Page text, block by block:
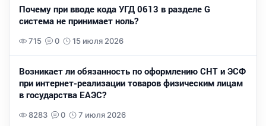
Почему при вводе кода УГД 0613 в разделе G
система не принимает ноль?
715 0 15 июля 2026
Возникает ли обязанность по оформлению СНТ и ЭСФ
при интернет-реализации товаров физическим лицам
в государства ЕАЭС?
8283 0 7 июля 2026